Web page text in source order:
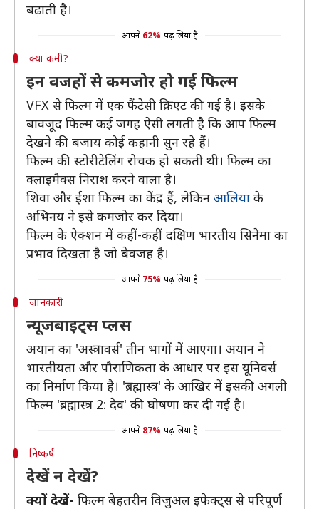
बढ़ाती है।
आपने 62% पढ़ लिया है
क्या कमी?
इन वजहों से कमजोर हो गई फिल्म
VFX से फिल्म में एक फैंटेसी क्रिएट की गई है। इसके
बावजूद फिल्म कई जगह ऐसी लगती है कि आप फिल्म
देखने की बजाय कोई कहानी सुन रहे हैं।
फिल्म की स्टोरीटेलिंग रोचक हो सकती थी। फिल्म का
क्लाइमैक्स निराश करने वाला है।
शिवा और ईशा फिल्म का केंद्र हैं, लेकिन आलिया के
अभिनय ने इसे कमजोर कर दिया।
फिल्म के ऐक्शन में कहीं-कहीं दक्षिण भारतीय सिनेमा का
प्रभाव दिखता है जो बेवजह है।
आपने 75% पढ़ लिया है
जानकारी
न्यूजबाइट्स प्लस
अयान का 'अस्त्रावर्स' तीन भागों में आएगा। अयान ने
भारतीयता और पौराणिकता के आधार पर इस यूनिवर्स
का निर्माण किया है। 'ब्रह्मास्त्र' के आखिर में इसकी अगली
फिल्म 'ब्रह्मास्त्र 2: देव' की घोषणा कर दी गई है।
आपने 87% पढ़ लिया है
निष्कर्ष
देखें न देखें?
क्यों देखें- फिल्म बेहतरीन विजुअल इफेक्ट्स से परिपूर्ण